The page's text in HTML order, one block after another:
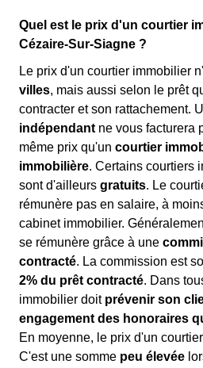
Quel est le prix d'un courtier
Cézaire-Sur-Siagne ?
Le prix d'un courtier immobilier
villes, mais aussi selon le prêt
contracter et son rattachement.
indépendant ne vous facturera
même prix qu'un courtier
immobilière. Certains courtiers
sont d'ailleurs gratuits. Le
rémunère pas en salaire, à
cabinet immobilier.
se rémunère grâce à une
contracté. La commission est
2% du prêt contracté. Dans
immobilier doit prévenir son
engagement des honoraires
En moyenne, le prix d'un
C'est une somme peu élevée